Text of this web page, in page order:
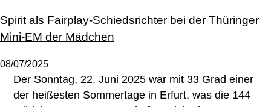
Spirit als Fairplay-Schiedsrichter bei der Thüringer
Mini-EM der Mädchen
08/07/2025
Der Sonntag, 22. Juni 2025 war mit 33 Grad einer
der heißesten Sommertage in Erfurt, was die 144